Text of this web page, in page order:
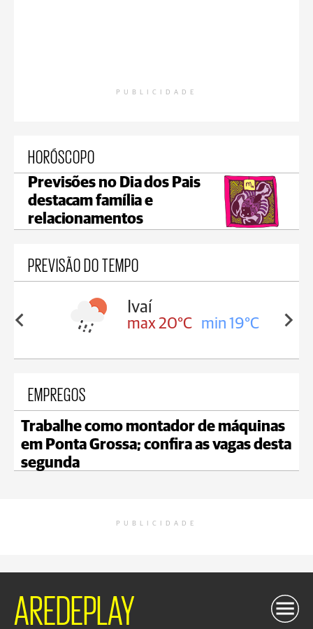
PUBLICIDADE
HORÓSCOPO
Previsões no Dia dos Pais
destacam família e
relacionamentos
PREVISÃO DO TEMPO
17°C
Ivaí
max 20°C min 19°C
EMPREGOS
Trabalhe como montador de máquinas
em Ponta Grossa; confira as vagas desta
segunda
PUBLICIDADE
AREDEPLAY